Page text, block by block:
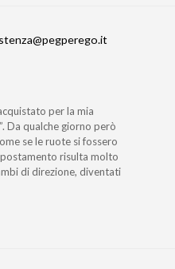
per la mia
Da qualche giorno però
se le ruote si fossero
risulta molto
di direzione, diventati